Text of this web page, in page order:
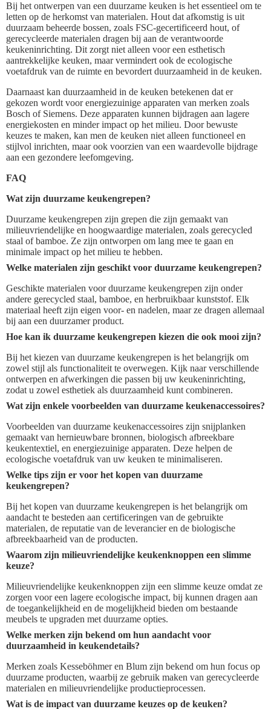
Bij het ontwerpen van een duurzame keuken is het essentieel om te
letten op de herkomst van materialen. Hout dat afkomstig is uit
duurzaam beheerde bossen, zoals FSC-gecertificeerd hout, of
gerecycleerde materialen dragen bij aan de verantwoorde
keukeninrichting. Dit zorgt niet alleen voor een esthetisch
aantrekkelijke keuken, maar vermindert ook de ecologische
voetafdruk van de ruimte en bevordert duurzaamheid in de keuken.
Daarnaast kan duurzaamheid in de keuken betekenen dat er
gekozen wordt voor energiezuinige apparaten van merken zoals
Bosch of Siemens. Deze apparaten kunnen bijdragen aan lagere
energiekosten en minder impact op het milieu. Door bewuste
keuzes te maken, kan men de keuken niet alleen functioneel en
stijlvol inrichten, maar ook voorzien van een waardevolle bijdrage
aan een gezondere leefomgeving.
FAQ
Wat zijn duurzame keukengrepen?
Duurzame keukengrepen zijn grepen die zijn gemaakt van
milieuvriendelijke en hoogwaardige materialen, zoals gerecycled
staal of bamboe. Ze zijn ontworpen om lang mee te gaan en
minimale impact op het milieu te hebben.
Welke materialen zijn geschikt voor duurzame keukengrepen?
Geschikte materialen voor duurzame keukengrepen zijn onder
andere gerecycled staal, bamboe, en herbruikbaar kunststof. Elk
materiaal heeft zijn eigen voor- en nadelen, maar ze dragen allemaal
bij aan een duurzamer product.
Hoe kan ik duurzame keukengrepen kiezen die ook mooi zijn?
Bij het kiezen van duurzame keukengrepen is het belangrijk om
zowel stijl als functionaliteit te overwegen. Kijk naar verschillende
ontwerpen en afwerkingen die passen bij uw keukeninrichting,
zodat u zowel esthetiek als duurzaamheid kunt combineren.
Wat zijn enkele voorbeelden van duurzame keukenaccessoires?
Voorbeelden van duurzame keukenaccessoires zijn snijplanken
gemaakt van hernieuwbare bronnen, biologisch afbreekbare
keukentextiel, en energiezuinige apparaten. Deze helpen de
ecologische voetafdruk van uw keuken te minimaliseren.
Welke tips zijn er voor het kopen van duurzame
keukengrepen?
Bij het kopen van duurzame keukengrepen is het belangrijk om
aandacht te besteden aan certificeringen van de gebruikte
materialen, de reputatie van de leverancier en de biologische
afbreekbaarheid van de producten.
Waarom zijn milieuvriendelijke keukenknoppen een slimme
keuze?
Milieuvriendelijke keukenknoppen zijn een slimme keuze omdat ze
zorgen voor een lagere ecologische impact, bij kunnen dragen aan
de toegankelijkheid en de mogelijkheid bieden om bestaande
meubels te upgraden met duurzame opties.
Welke merken zijn bekend om hun aandacht voor
duurzaamheid in keukendetails?
Merken zoals Kesseböhmer en Blum zijn bekend om hun focus op
duurzame producten, waarbij ze gebruik maken van gerecycleerde
materialen en milieuvriendelijke productieprocessen.
Wat is de impact van duurzame keuzes op de keuken?